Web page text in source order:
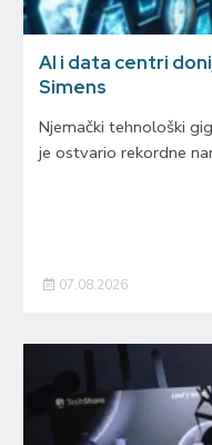
AI i data centri
Simens
Njemački tehnološki
je ostvario rekordne
07.08.2026